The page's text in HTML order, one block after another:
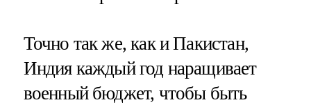
Точно так же, как и Пакистан,
Индия каждый год наращивает
военный бюджет, чтобы быть